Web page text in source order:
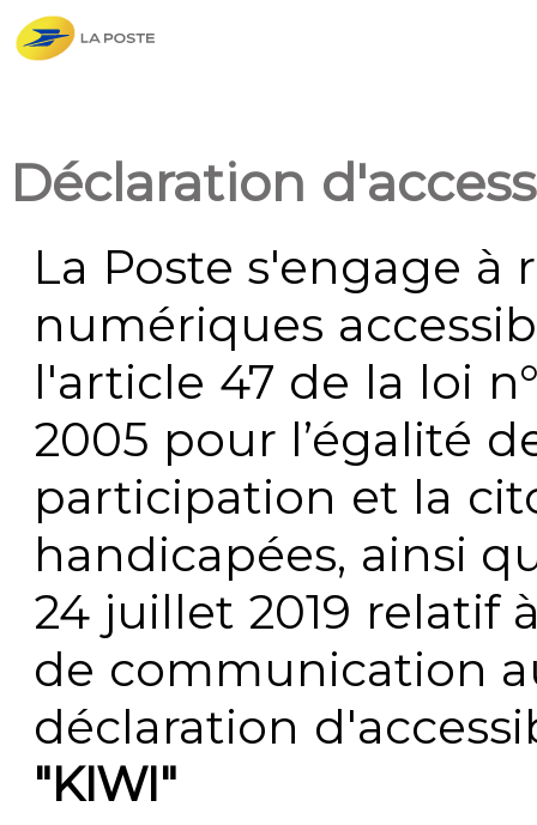
Déclaration
La Poste s'engage à
numériques
l'article 47 de la loi
2005 pour l’égalité
participation et la
handicapées, ainsi
24 juillet 2019 relatif
de communication
déclaration
"KIWI"